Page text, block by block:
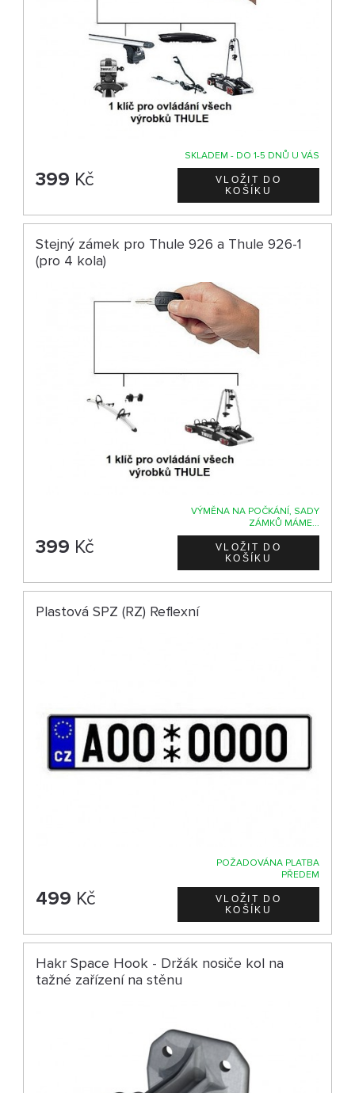
SKLADEM - DO 1-5 DNŮ U VÁS
399 Kč
Stejný zámek pro Thule 926 a Thule 926-1
(pro 4 kola)
VÝMĚNA NA POČKÁNÍ, SADY
ZÁMKŮ MÁME...
399 Kč
Plastová SPZ (RZ) Reflexní
POŽADOVÁNA PLATBA
PŘEDEM
499 Kč
Hakr Space Hook - Držák nosiče kol na
tažné zařízení na stěnu